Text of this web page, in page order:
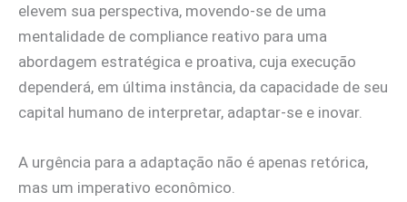
elevem sua perspectiva, movendo-se de uma
mentalidade de compliance reativo para uma
abordagem estratégica e proativa, cuja execução
dependerá, em última instância, da capacidade de seu
capital humano de interpretar, adaptar-se e inovar.
A urgência para a adaptação não é apenas retórica,
mas um imperativo econômico.